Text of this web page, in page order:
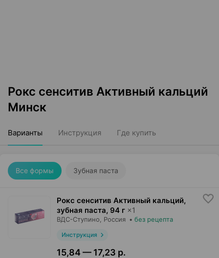
Рокс сенситив Активный кальций
Минск
Варианты Инструкция Где купить
Все формы Зубная паста
Рокс сенситив Активный кальций,
зубная паста, 94 г ×1
ВДС-Ступино , Россия • без рецепта
Инструкция
15,84 — 17,23 р.